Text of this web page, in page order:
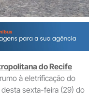
do Recife
à eletrificação do
sexta-feira (29) do